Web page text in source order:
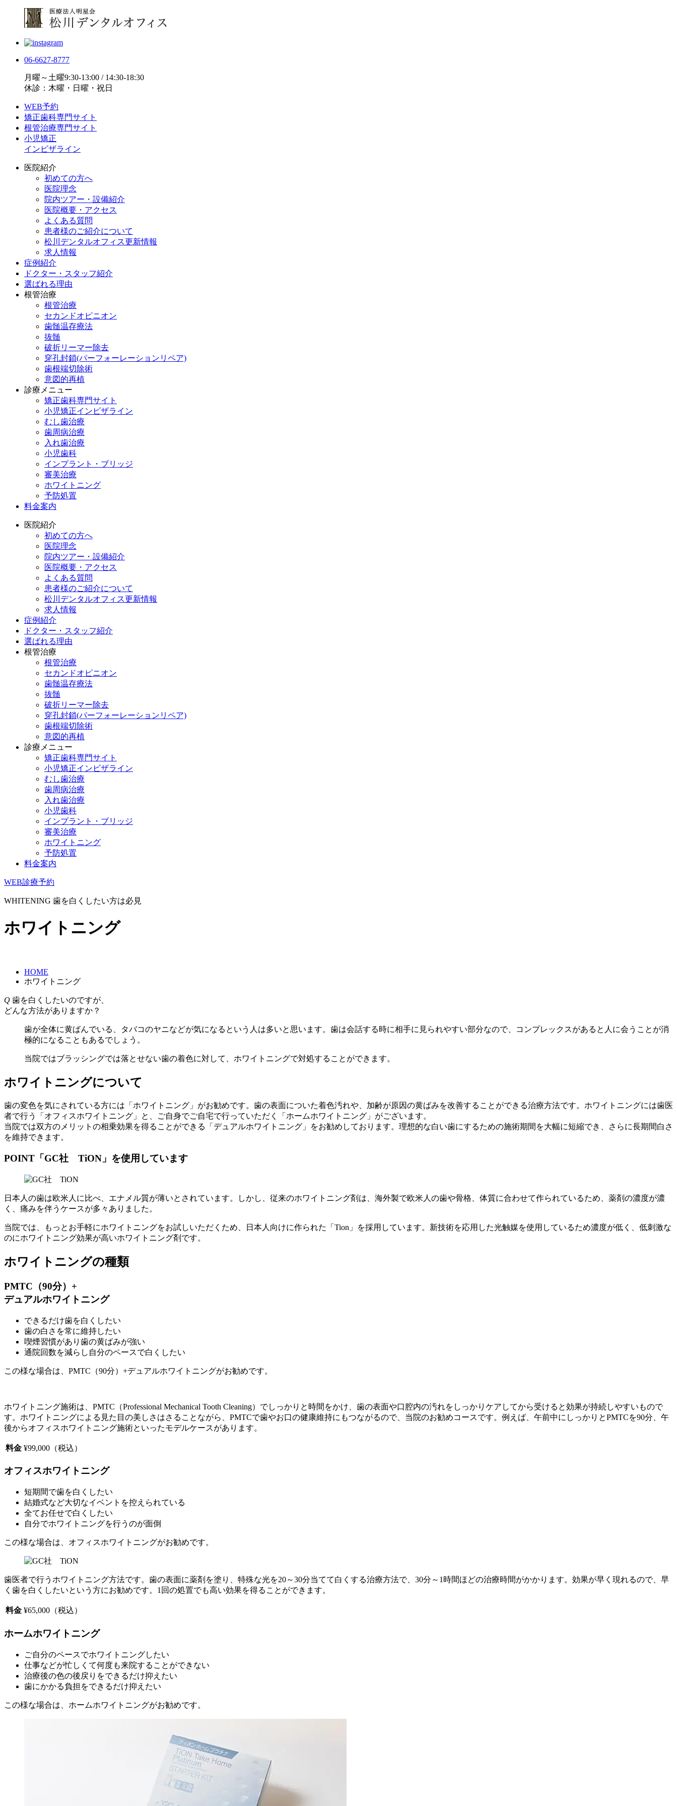
06-6627-8777
月曜～土曜9:30-13:00 / 14:30-18:30
休診：木曜・日曜・祝日
WEB予約
矯正歯科専門サイト
根管治療専門サイト
小児矯正
インビザライン
医院紹介
初めての方へ
医院理念
院内ツアー・設備紹介
医院概要・アクセス
よくある質問
患者様のご紹介について
松川デンタルオフィス更新情報
求人情報
症例紹介
ドクター・スタッフ紹介
選ばれる理由
根管治療
根管治療
セカンドオピニオン
歯髄温存療法
抜髄
破折リーマー除去
穿孔封鎖(パーフォーレーションリペア)
歯根端切除術
意図的再植
診療メニュー
矯正歯科専門サイト
小児矯正インビザライン
むし歯治療
歯周病治療
入れ歯治療
小児歯科
インプラント・ブリッジ
審美治療
ホワイトニング
予防処置
料金案内
医院紹介
初めての方へ
医院理念
院内ツアー・設備紹介
医院概要・アクセス
よくある質問
患者様のご紹介について
松川デンタルオフィス更新情報
求人情報
症例紹介
ドクター・スタッフ紹介
選ばれる理由
根管治療
根管治療
セカンドオピニオン
歯髄温存療法
抜髄
破折リーマー除去
穿孔封鎖(パーフォーレーションリペア)
歯根端切除術
意図的再植
診療メニュー
矯正歯科専門サイト
小児矯正インビザライン
むし歯治療
歯周病治療
入れ歯治療
小児歯科
インプラント・ブリッジ
審美治療
ホワイトニング
予防処置
料金案内
WEB診療予約
WHITENING 歯を白くしたい方は必見
ホワイトニング
HOME
ホワイトニング
Q 歯を白くしたいのですが、
どんな方法がありますか？
歯が全体に黄ばんでいる、タバコのヤニなどが気になるという人は多いと思います。歯は会話する時に相手に見られやすい部分なので、コンプレックスがあると人に会うことが消
極的になることもあるでしょう。
当院ではブラッシングでは落とせない歯の着色に対して、ホワイトニングで対処することができます。
ホワイトニングについて
歯の変色を気にされている方には「ホワイトニング」がお勧めです。歯の表面についた着色汚れや、加齢が原因の黄ばみを改善することができる治療方法です。ホワイトニングには歯医
者で行う「オフィスホワイトニング」と、ご自身でご自宅で行っていただく「ホームホワイトニング」がございます。
当院では双方のメリットの相乗効果を得ることができる「デュアルホワイトニング」をお勧めしております。理想的な白い歯にするための施術期間を大幅に短縮でき、さらに長期間白さ
を維持できます。
POINT 「GC社 TiON」を使用しています
日本人の歯は欧米人に比べ、エナメル質が薄いとされています。しかし、従来のホワイトニング剤は、海外製で欧米人の歯や骨格、体質に合わせて作られているため、薬剤の濃度が濃
く、痛みを伴うケースが多々ありました。
当院では、もっとお手軽にホワイトニングをお試しいただくため、日本人向けに作られた「Tion」を採用しています。新技術を応用した光触媒を使用しているため濃度が低く、低刺激な
のにホワイトニング効果が高いホワイトニング剤です。
ホワイトニングの種類
PMTC（90分）+
デュアルホワイトニング
できるだけ歯を白くしたい
歯の白さを常に維持したい
喫煙習慣があり歯の黄ばみが強い
通院回数を減らし自分のペースで白くしたい
この様な場合は、PMTC（90分）+デュアルホワイトニングがお勧めです。
ホワイトニング施術は、PMTC（Professional Mechanical Tooth Cleaning）でしっかりと時間をかけ、歯の表面や口腔内の汚れをしっかりケアしてから受けると効果が持続しやすいもので
す。ホワイトニングによる見た目の美しさはさることながら、PMTCで歯やお口の健康維持にもつながるので、当院のお勧めコースです。例えば、午前中にしっかりとPMTCを90分、午
後からオフィスホワイトニング施術といったモデルケースがあります。
料金 ¥99,000（税込）
オフィスホワイトニング
短期間で歯を白くしたい
結婚式など大切なイベントを控えられている
全てお任せで白くしたい
自分でホワイトニングを行うのが面倒
この様な場合は、オフィスホワイトニングがお勧めです。
歯医者で行うホワイトニング方法です。歯の表面に薬剤を塗り、特殊な光を20～30分当てて白くする治療方法で、30分～1時間ほどの治療時間がかかります。効果が早く現れるので、早
く歯を白くしたいという方にお勧めです。1回の処置でも高い効果を得ることができます。
料金 ¥65,000（税込）
ホームホワイトニング
ご自分のペースでホワイトニングしたい
仕事などが忙しくて何度も来院することができない
治療後の色の後戻りをできるだけ抑えたい
歯にかかる負担をできるだけ抑えたい
この様な場合は、ホームホワイトニングがお勧めです。